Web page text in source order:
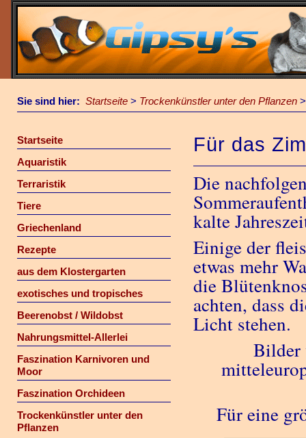
Sie sind hier: Startseite > Trockenkünstler unter den Pflanzen
Startseite
Aquaristik
Terraristik
Tiere
Griechenland
Rezepte
aus dem Klostergarten
exotisches und tropisches
Beerenobst / Wildobst
Nahrungsmittel-Allerlei
Faszination Karnivoren und
Moor
Faszination Orchideen
Trockenkünstler unter den
Pflanzen
Für das
Die
kalte
Einige der
etwas mehr
die
achten, dass
Licht stehen.
Bilder
Für eine